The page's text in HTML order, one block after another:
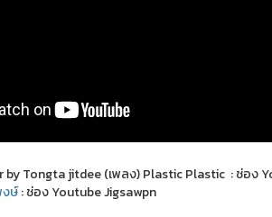
by Tongta jitdee (เพลง) Plastic Plastic : ช่อง
ษ์: ช่อง Youtube Jigsawpn